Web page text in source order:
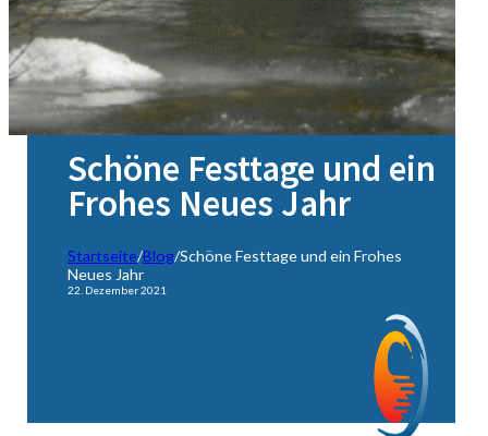
Schöne Festtage und ein
Frohes Neues Jahr
Startseite/Blog/Schöne Festtage und ein Frohes
Neues Jahr
22. Dezember 2021